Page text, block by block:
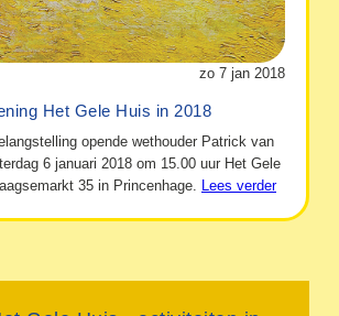
zo 7 jan 2018
Het Gele Huis in 2018
opende wethouder Patrick van
6 januari 2018 om 15.00 uur Het Gele
35 in Princenhage. Lees verder